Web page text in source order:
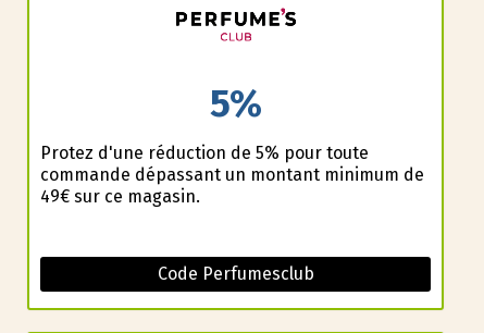
5%
Profitez d'une réduction de 5% pour toute
commande dépassant un montant minimum de
49€ sur ce magasin.
Code Perfumesclub